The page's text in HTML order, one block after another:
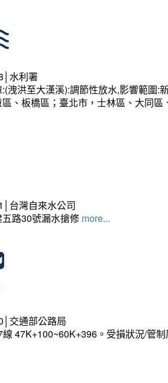
水利署
洩洪至大漢溪):調節性放水,影響範圍
、板橋區；臺北市，士林區、大同
台灣自來水公司
路30號漏水搶修 more...
交通部公路局
47K+100~60K+396。受損狀況/管